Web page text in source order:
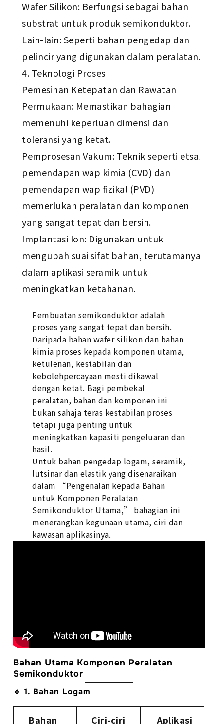
Wafer Silikon: Berfungsi sebagai bahan
substrat untuk produk semikonduktor.
Lain-lain: Seperti bahan pengedap dan
pelincir yang digunakan dalam peralatan.
4. Teknologi Proses
Pemesinan Ketepatan dan Rawatan
Permukaan: Memastikan bahagian
memenuhi keperluan dimensi dan
toleransi yang ketat.
Pemprosesan Vakum: Teknik seperti etsa,
pemendapan wap kimia (CVD) dan
pemendapan wap fizikal (PVD)
memerlukan peralatan dan komponen
yang sangat tepat dan bersih.
Implantasi Ion: Digunakan untuk
mengubah suai sifat bahan, terutamanya
dalam aplikasi seramik untuk
meningkatkan ketahanan.
Pembuatan semikonduktor adalah
proses yang sangat tepat dan bersih.
Daripada bahan wafer silikon dan bahan
kimia proses kepada komponen utama,
ketulenan, kestabilan dan
kebolehpercayaan mesti dikawal
dengan ketat. Bagi pembekal
peralatan, bahan dan komponen ini
bukan sahaja teras kestabilan proses
tetapi juga penting untuk
meningkatkan kapasiti pengeluaran dan
hasil.
Untuk bahan pengedap logam, seramik,
lutsinar dan elastik yang disenaraikan
dalam “Pengenalan kepada Bahan
untuk Komponen Peralatan
Semikonduktor Utama,” bahagian ini
menerangkan kegunaan utama, ciri dan
kawasan aplikasinya.
Bahan Utama Komponen Peralatan
Semikonduktor
🔹 1. Bahan Logam
Bahan Ciri-ciri Aplikasi